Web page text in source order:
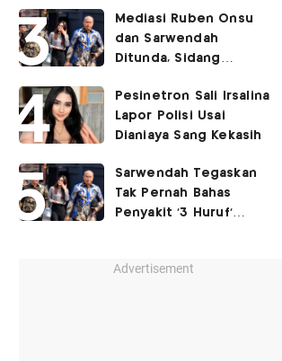
Kecewa Mendalam
Mediasi Ruben Onsu
dan Sarwendah
Ditunda, Sidang
Pesinetron Sali Irsalina
Lapor Polisi Usai
Dianiaya Sang Kekasih
Sarwendah Tegaskan
Tak Pernah Bahas
Penyakit '3 Huruf'
Advertisement